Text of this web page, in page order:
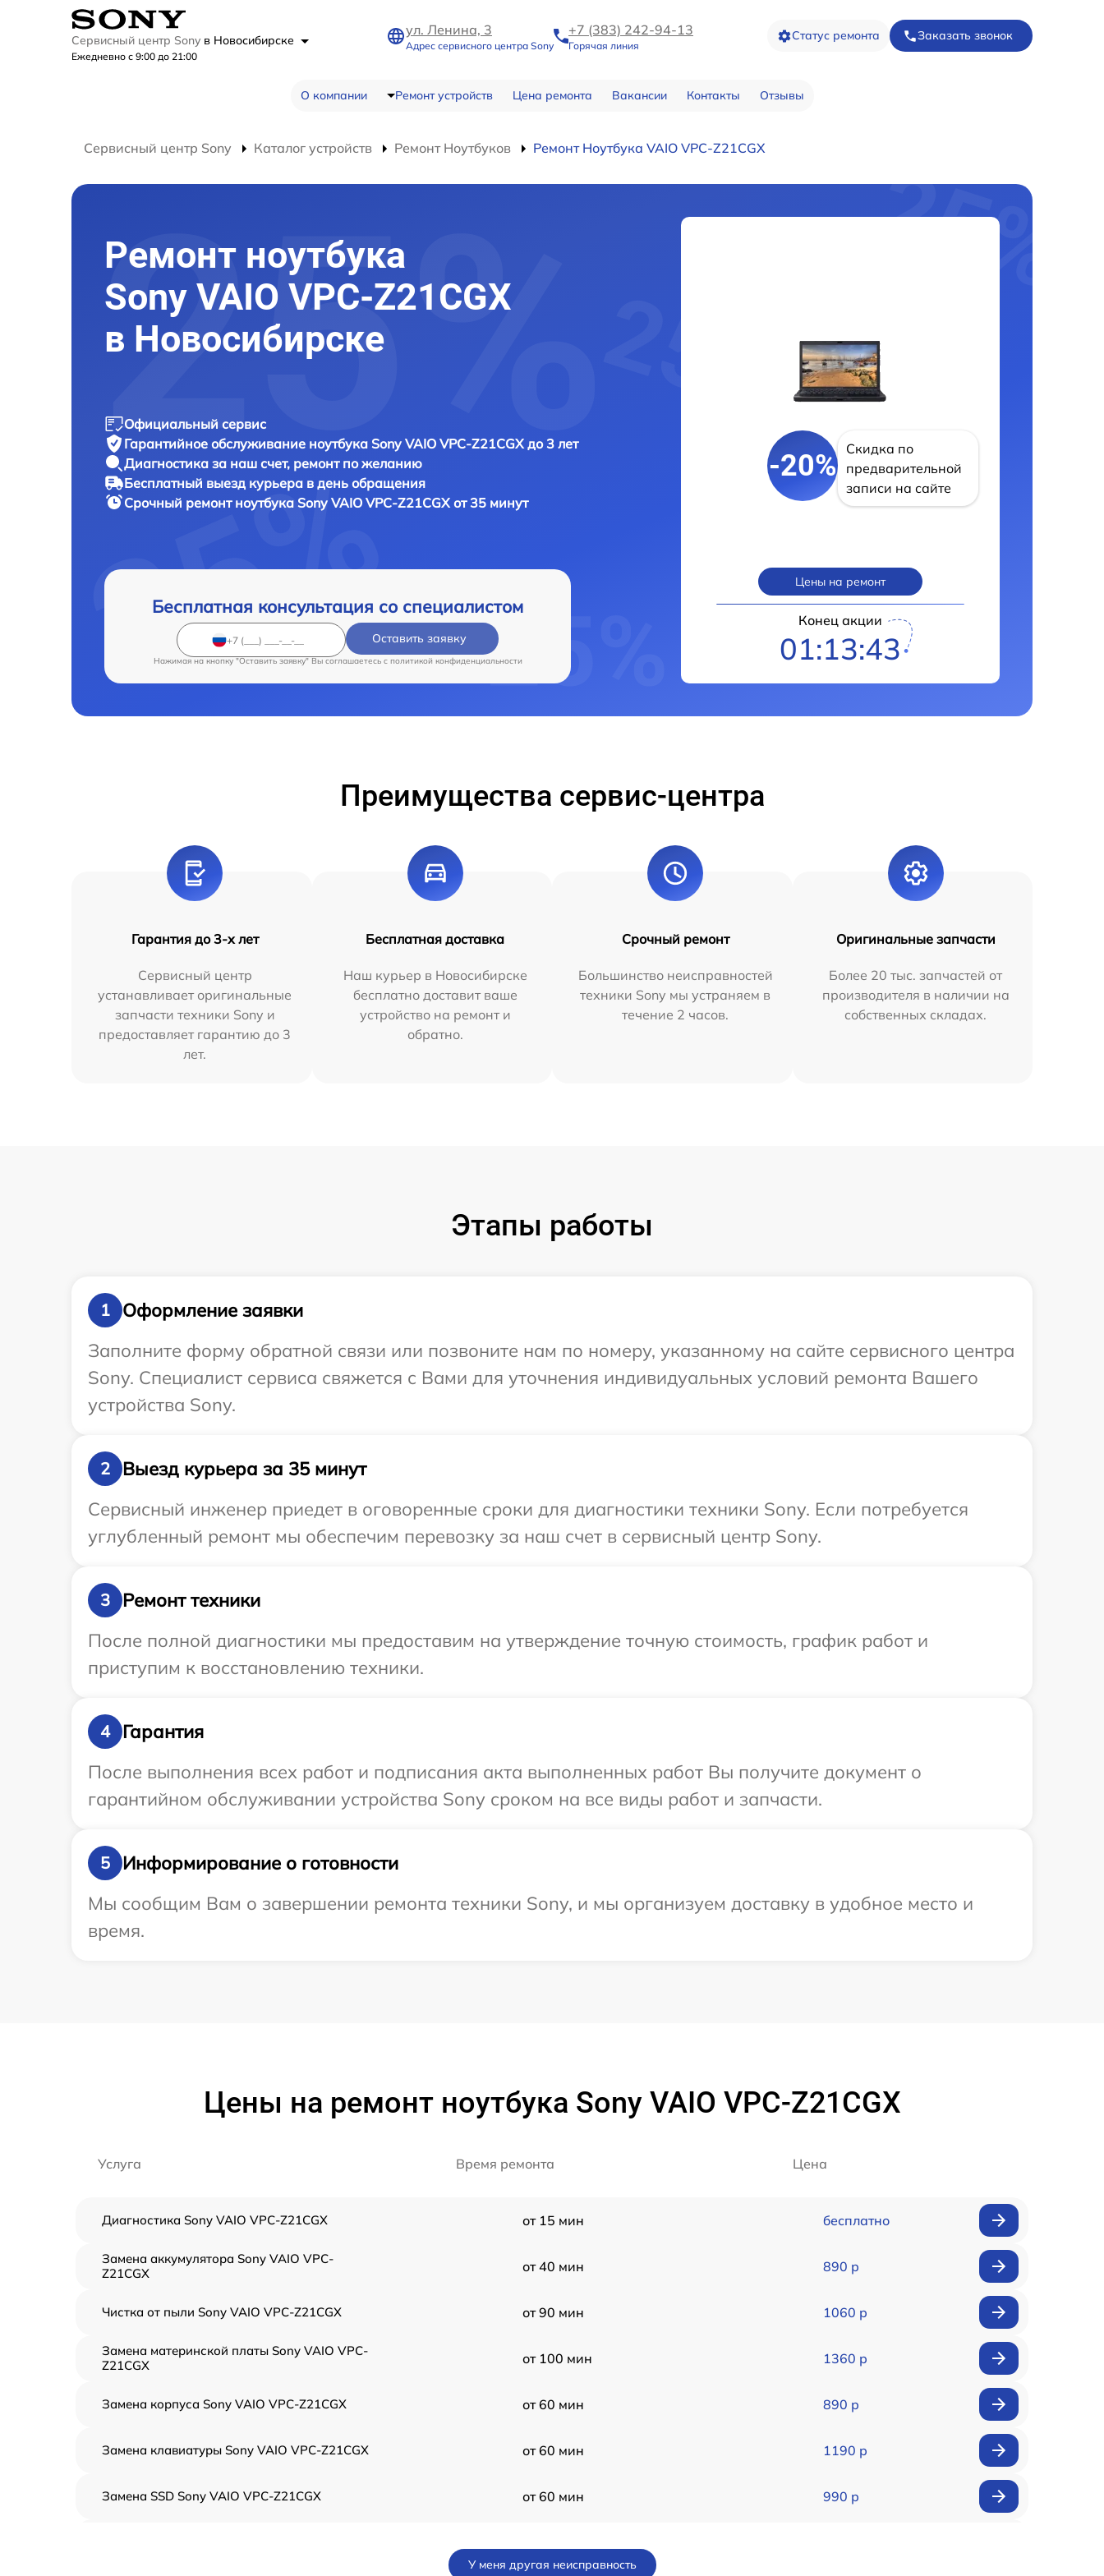
Сервисный центр Sony в Новосибирске
Ежедневно с 9:00 до 21:00
ул. Ленина, 3
Адрес сервисного центра Sony
+7 (383) 242-94-13
Горячая линия
Статус ремонта Заказать звонок
О компании Ремонт устройств Цена ремонта Вакансии Контакты Отзывы
Сервисный центр Sony Каталог устройств Ремонт Ноутбуков Ремонт Ноутбука VAIO VPC-Z21CGX
Ремонт ноутбука
Sony VAIO VPC-Z21CGX
в Новосибирске
Официальный сервис
Гарантийное обслуживание ноутбука Sony VAIO VPC-Z21CGX до 3 лет
Диагностика за наш счет, ремонт по желанию
Бесплатный выезд курьера в день обращения
Срочный ремонт ноутбука Sony VAIO VPC-Z21CGX от 35 минут
Бесплатная консультация со специалистом
Оставить заявку
Нажимая на кнопку "Оставить заявку" Вы соглашаетесь c политикой конфиденциальности
-20%
Скидка по
предварительной
записи на сайте
Цены на ремонт
Конец акции
01:13:42
Преимущества сервис-центра
Гарантия до 3-х лет
Сервисный центр
устанавливает оригинальные
запчасти техники Sony и
предоставляет гарантию до 3
лет.
Бесплатная доставка
Наш курьер в Новосибирске
бесплатно доставит ваше
устройство на ремонт и
обратно.
Срочный ремонт
Большинство неисправностей
техники Sony мы устраняем в
течение 2 часов.
Оригинальные запчасти
Более 20 тыс. запчастей от
производителя в наличии на
собственных складах.
Этапы работы
1
Оформление заявки
Заполните форму обратной связи или позвоните нам по номеру, указанному на сайте сервисного центра
Sony. Специалист сервиса свяжется с Вами для уточнения индивидуальных условий ремонта Вашего
устройства Sony.
2
Выезд курьера за 35 минут
Сервисный инженер приедет в оговоренные сроки для диагностики техники Sony. Если потребуется
углубленный ремонт мы обеспечим перевозку за наш счет в сервисный центр Sony.
3
Ремонт техники
После полной диагностики мы предоставим на утверждение точную стоимость, график работ и
приступим к восстановлению техники.
4
Гарантия
После выполнения всех работ и подписания акта выполненных работ Вы получите документ о
гарантийном обслуживании устройства Sony сроком на все виды работ и запчасти.
5
Информирование о готовности
Мы сообщим Вам о завершении ремонта техники Sony, и мы организуем доставку в удобное место и
время.
Цены на ремонт ноутбука Sony VAIO VPC-Z21CGX
Услуга Время ремонта Цена
Диагностика Sony VAIO VPC-Z21CGX от 15 мин бесплатно
Замена аккумулятора Sony VAIO VPC-
Z21CGX
от 40 мин 890 р
Чистка от пыли Sony VAIO VPC-Z21CGX от 90 мин 1060 р
Замена материнской платы Sony VAIO VPC-
Z21CGX
от 100 мин 1360 р
Замена корпуса Sony VAIO VPC-Z21CGX от 60 мин 890 р
Замена клавиатуры Sony VAIO VPC-Z21CGX от 60 мин 1190 р
Замена SSD Sony VAIO VPC-Z21CGX от 60 мин 990 р
У меня другая неисправность